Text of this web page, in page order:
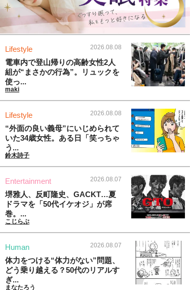
Lifestyle 2026.08.08
電車内で登山帰りの高齢女性2人
組が“まさかの行為”。リュックを
使っ...
maki
Lifestyle 2026.08.08
“外面の良い義母”にいじめられて
いた34歳女性。ある日「笑っちゃ
う...
鈴木詩子
Entertainment 2026.08.07
堺雅人、反町隆史、GACKT…夏
ドラマを「50代イケオジ」が席
巻。...
こじらぶ
Human 2026.08.07
体力をつける“体力がない”問題、
どう乗り越える？50代のリアルす
ぎ...
まなたろう